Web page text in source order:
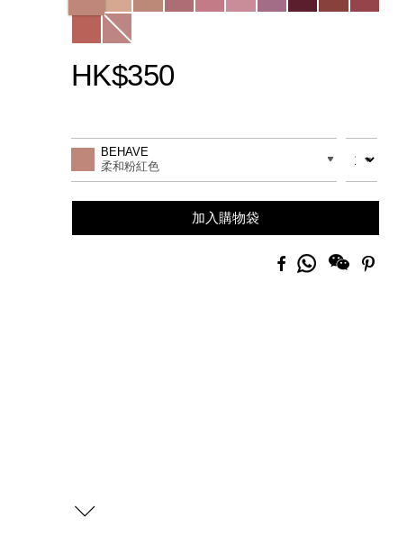
HK$350
to
options
Actions
差別
BEHAVE
柔和粉紅色
數量
加入購物袋
Facebook
分